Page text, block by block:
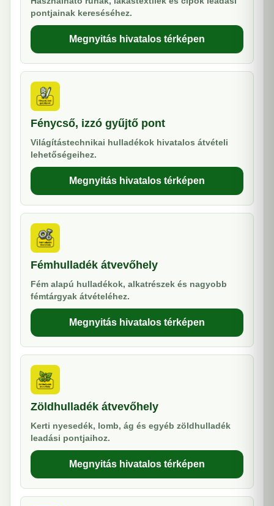
pontjainak kereséséhez.
Megnyitás hivatalos térképen
Fénycső, izzó gyűjtő pont
Világítástechnikai hulladékok hivatalos átvételi
lehetőségeihez.
Megnyitás hivatalos térképen
Fémhulladék átvevőhely
Fém alapú hulladékok, alkatrészek és nagyobb
fémtárgyak átvételéhez.
Megnyitás hivatalos térképen
Zöldhulladék átvevőhely
Kerti nyesedék, lomb, ág és egyéb zöldhulladék
leadási pontjaihoz.
Megnyitás hivatalos térképen